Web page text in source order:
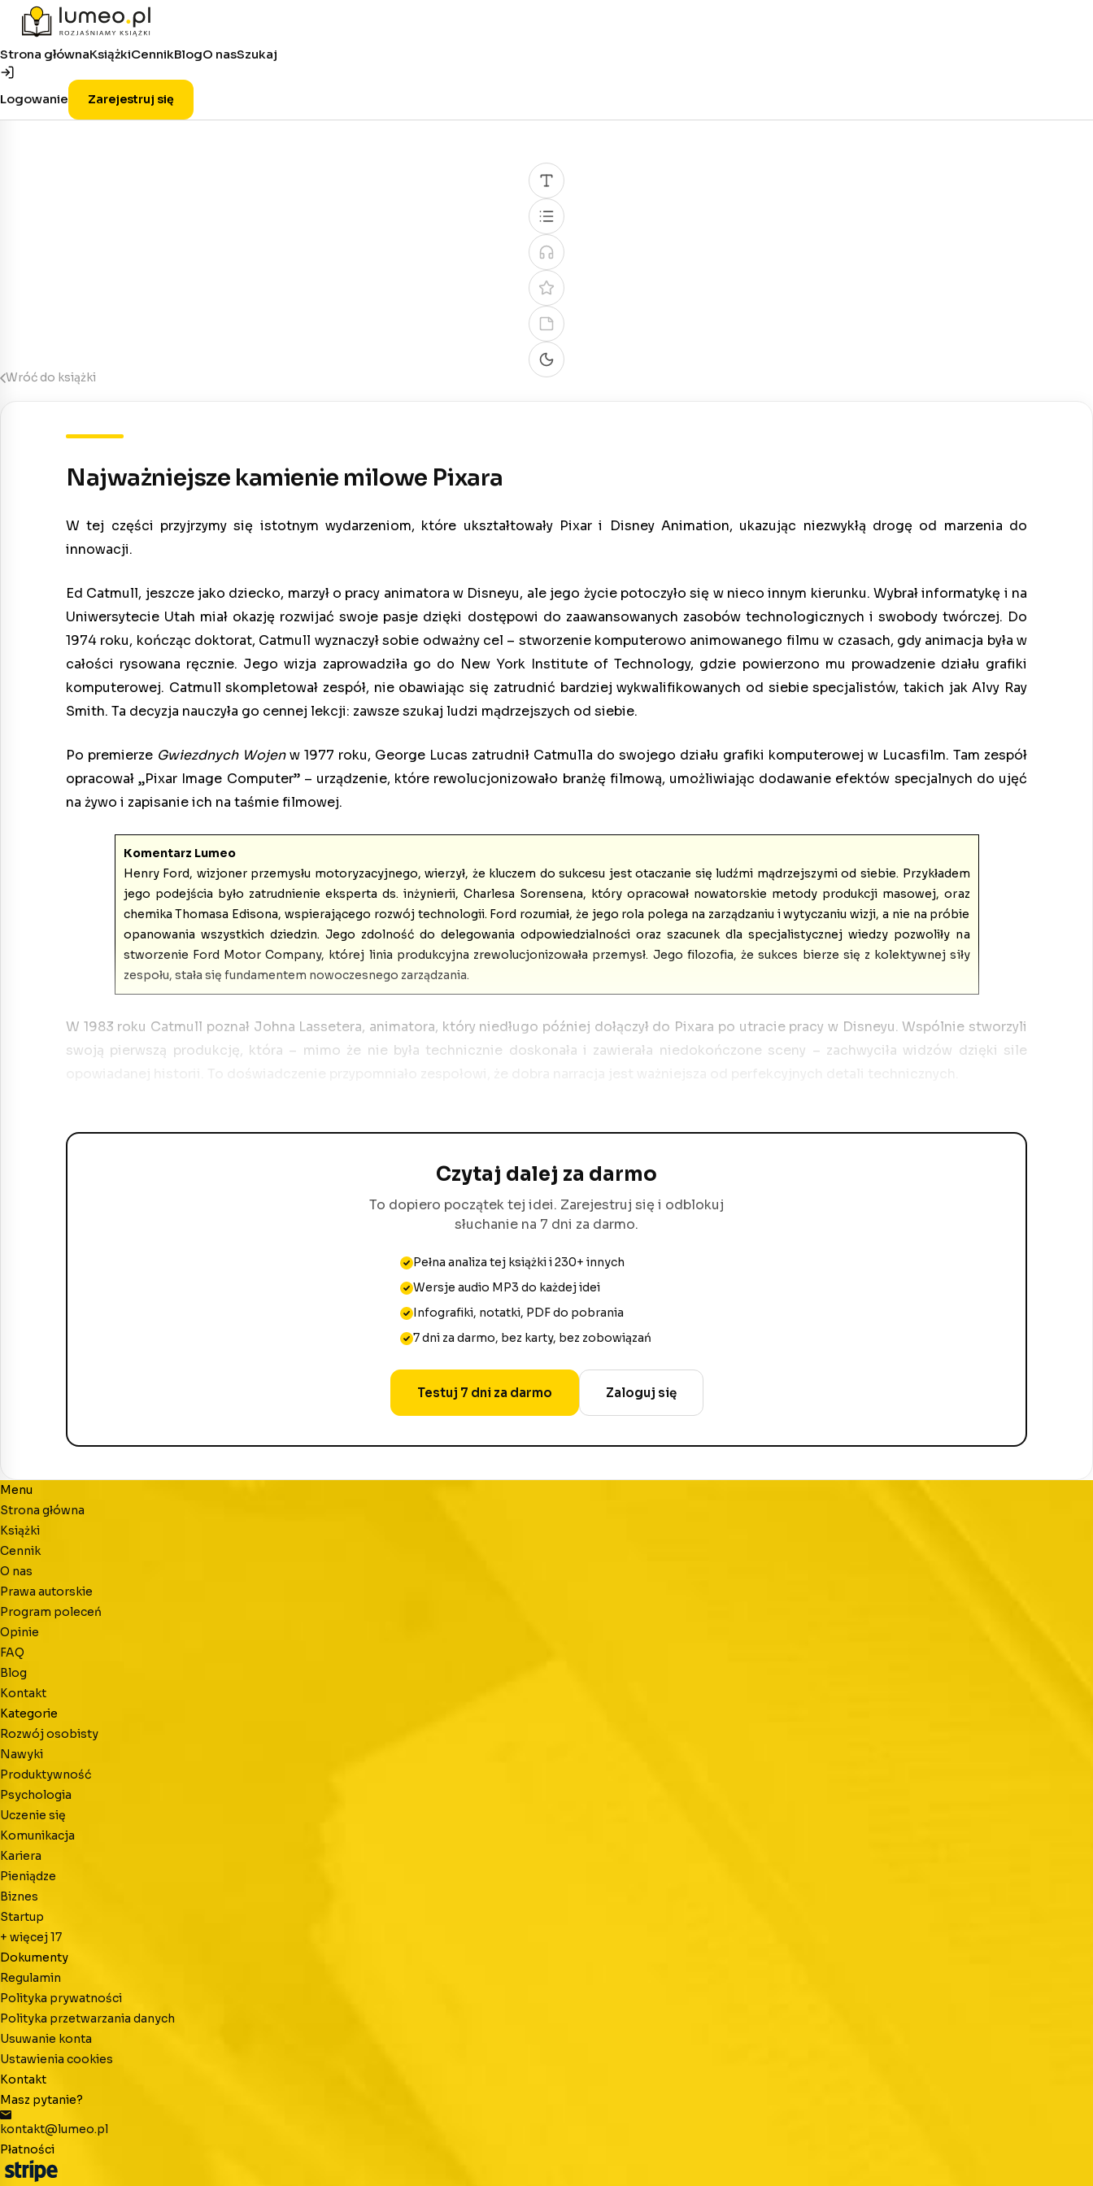
Strona głównaKsiążkiCennikBlogO nasSzukaj
Logowanie Zarejestruj się
Wróć do książki
Najważniejsze kamienie milowe Pixara
W tej części przyjrzymy się istotnym wydarzeniom, które ukształtowały Pixar i Disney Animation, ukazując niezwykłą drogę od marzenia do
innowacji.
Ed Catmull, jeszcze jako dziecko, marzył o pracy animatora w Disneyu, ale jego życie potoczyło się w nieco innym kierunku. Wybrał informatykę i na
Uniwersytecie Utah miał okazję rozwijać swoje pasje dzięki dostępowi do zaawansowanych zasobów technologicznych i swobody twórczej. Do
1974 roku, kończąc doktorat, Catmull wyznaczył sobie odważny cel – stworzenie komputerowo animowanego filmu w czasach, gdy animacja była w
całości rysowana ręcznie. Jego wizja zaprowadziła go do New York Institute of Technology, gdzie powierzono mu prowadzenie działu grafiki
komputerowej. Catmull skompletował zespół, nie obawiając się zatrudnić bardziej wykwalifikowanych od siebie specjalistów, takich jak Alvy Ray
Smith. Ta decyzja nauczyła go cennej lekcji: zawsze szukaj ludzi mądrzejszych od siebie.
Po premierze Gwiezdnych Wojenw 1977 roku, George Lucas zatrudnił Catmulla do swojego działu grafiki komputerowej w Lucasfilm. Tam zespół
opracował „Pixar Image Computer” – urządzenie, które rewolucjonizowało branżę filmową, umożliwiając dodawanie efektów specjalnych do ujęć
na żywo i zapisanie ich na taśmie filmowej.
Komentarz Lumeo
Henry Ford, wizjoner przemysłu motoryzacyjnego, wierzył, że kluczem do sukcesu jest otaczanie się ludźmi mądrzejszymi od siebie. Przykładem
jego podejścia było zatrudnienie eksperta ds. inżynierii, Charlesa Sorensena, który opracował nowatorskie metody produkcji masowej, oraz
chemika Thomasa Edisona, wspierającego rozwój technologii. Ford rozumiał, że jego rola polega na zarządzaniu i wytyczaniu wizji, a nie na próbie
opanowania wszystkich dziedzin. Jego zdolność do delegowania odpowiedzialności oraz szacunek dla specjalistycznej wiedzy pozwoliły na
stworzenie Ford Motor Company, której linia produkcyjna zrewolucjonizowała przemysł. Jego filozofia, że sukces bierze się z kolektywnej siły
zespołu, stała się fundamentem nowoczesnego zarządzania.
W 1983 roku Catmull poznał Johna Lassetera, animatora, który niedługo później dołączył do Pixara po utracie pracy w Disneyu. Wspólnie stworzyli
swoją pierwszą produkcję, która – mimo że nie była technicznie doskonała i zawierała niedokończone sceny – zachwyciła widzów dzięki sile
Czytaj dalej za darmo
To dopiero początek tej idei. Zarejestruj się i odblokuj
słuchanie na 7 dni za darmo.
Pełna analiza tej książki i 230+ innych
Wersje audio MP3 do każdej idei
Infografiki, notatki, PDF do pobrania
7 dni za darmo, bez karty, bez zobowiązań
Testuj 7 dni za darmo Zaloguj się
Menu
Strona główna
Książki
Cennik
O nas
Prawa autorskie
Program poleceń
Opinie
FAQ
Blog
Kontakt
Kategorie
Rozwój osobisty
Nawyki
Produktywność
Psychologia
Uczenie się
Komunikacja
Kariera
Pieniądze
Biznes
Startup
+ więcej17
Dokumenty
Regulamin
Polityka prywatności
Polityka przetwarzania danych
Usuwanie konta
Ustawienia cookies
Kontakt
Masz pytanie?
kontakt@lumeo.pl
Płatności